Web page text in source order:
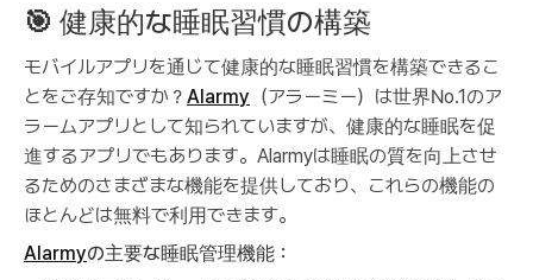
🎯 健康的な睡眠習慣の構築
モバイルアプリを通じて健康的な睡眠習慣を構築できるこ
とをご存知ですか？ Alarmy （アラーミー）は世界No.1のア
ラームアプリとして知られていますが、健康的な睡眠を促
進するアプリでもあります。Alarmyは睡眠の質を向上させ
るためのさまざまな機能を提供しており、これらの機能の
ほとんどは無料で利用できます。
Alarmyの主要な睡眠管理機能：